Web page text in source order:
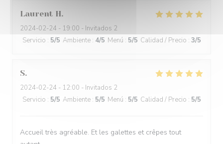
Laurent H
2024-02-24 - 19:00 - Invitados 2
Servicio : 5/5 Ambiente : 4/5 Menú : 5/5 Calidad / Precio : 3/5
S
2024-02-24 - 12:00 - Invitados 2
Servicio : 5/5 Ambiente : 5/5 Menú : 5/5 Calidad / Precio : 5/5
Accueil très agréable. Et les galettes et crêpes tout